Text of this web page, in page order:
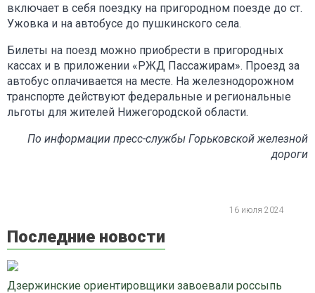
включает в себя поездку на пригородном поезде до ст.
Ужовка и на автобусе до пушкинского села.
Билеты на поезд можно приобрести в пригородных
кассах и в приложении «РЖД Пассажирам». Проезд за
автобус оплачивается на месте. На железнодорожном
транспорте действуют федеральные и региональные
льготы для жителей Нижегородской области.
По информации пресс-службы Горьковской железной
дороги
16 июля 2024
Последние новости
Дзержинские ориентировщики завоевали россыпь